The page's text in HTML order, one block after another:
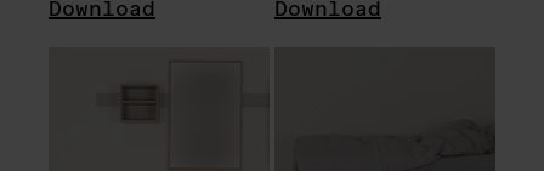
Download Download